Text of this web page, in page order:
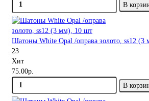
В
Шатоны White Opal /оправа золото, ss12
23
Хит
75.00р.
В